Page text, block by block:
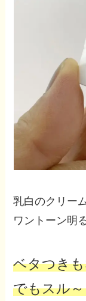
乳白のクリー
ワントーン明
ベタつき
でもスル